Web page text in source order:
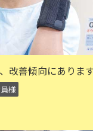
改善傾向にありま
様